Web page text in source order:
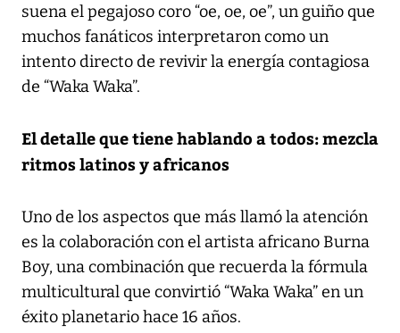
suena el pegajoso coro “oe, oe, oe”, un guiño que
muchos fanáticos interpretaron como un
intento directo de revivir la energía contagiosa
de “Waka Waka”.
El detalle que tiene hablando a todos: mezcla
ritmos latinos y africanos
Uno de los aspectos que más llamó la atención
es la colaboración con el artista africano Burna
Boy, una combinación que recuerda la fórmula
multicultural que convirtió “Waka Waka” en un
éxito planetario hace 16 años.